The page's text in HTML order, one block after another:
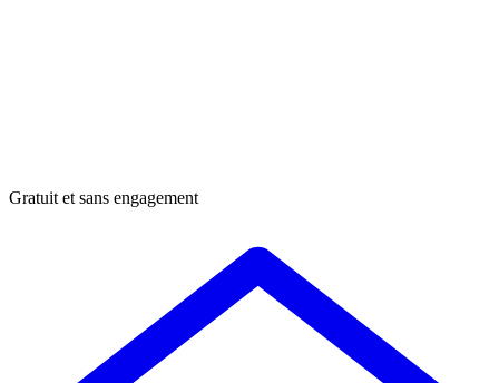
Gratuit et sans engagement